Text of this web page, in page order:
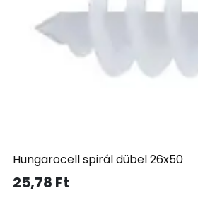
Hungarocell spirál dübel 26x50
25,78 Ft